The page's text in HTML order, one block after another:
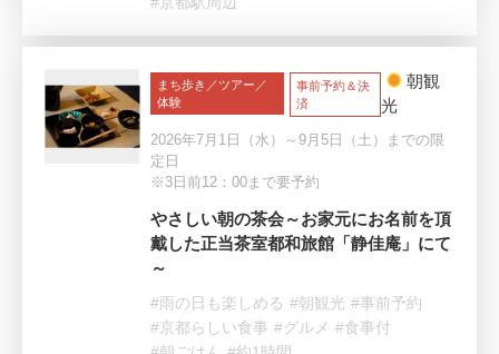
まち歩き／ツアー／
体験
事前予約＆決
済
朝観
光
2026年7月1日（水）～9月5日（土）までの限
定日
※3日前12：00まで要予約
やさしい朝の茶会～お家元にお名前を頂
戴した正当茶室都和旅館「静佳庵」にて
～
#雨の日も楽しめる #朝観光 #事前予約
#京都らしい食事 #グルメ #食事付